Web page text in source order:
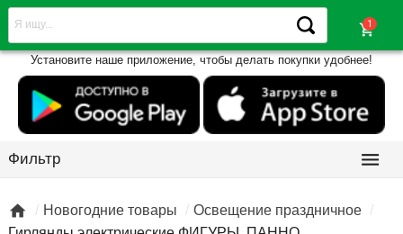
shopping_cart
Установите наше приложение, чтобы делать покупки удобнее!
Фильтр 
 Новогодние товары
Освещение праздничное